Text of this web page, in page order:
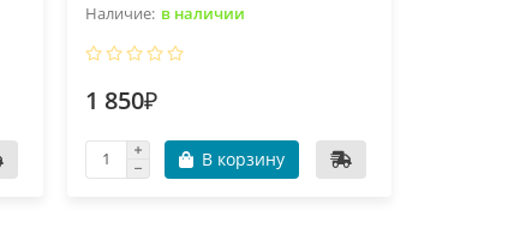
в наличии
1 850₽
В корзину